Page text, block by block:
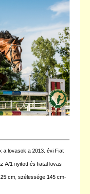
a lovasok a 2013. évi Fiat
A/1 nyitott és fiatal lovas
cm, szélessége 145 cm-